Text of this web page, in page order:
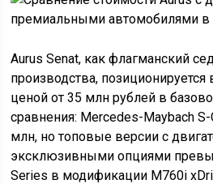
Aurus Senat, как флагманский
производства,
ценой от 35 млн рублей в
сравнения: Mercedes-Maybach S-
млн, но топовые версии с
эксклюзивными опциями
Series в модификации M760i